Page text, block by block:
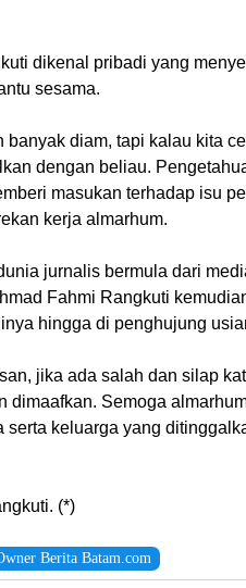
dikenal pribadi yang
sesama.
diam, tapi kalau kita
dengan beliau.
masukan terhadap isu
kerja almarhum.
jurnalis bermula dari
Fahmi Rangkuti
hingga di penghujung
jika ada salah dan silap
dimaafkan. Semoga
keluarga yang
(*)
Berita Batam.com